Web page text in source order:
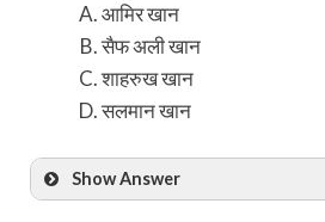
आमिर खान
सैफ अली खान
शाहरुख खान
सलमान खान
Show Answer